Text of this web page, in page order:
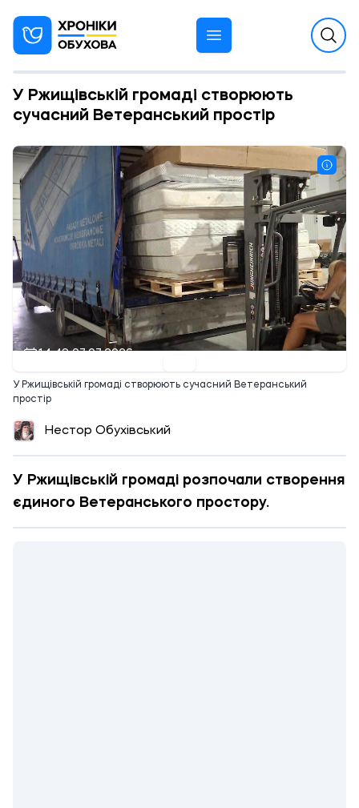
У Ржищівській громаді створюють
сучасний Ветеранський простір
14:48 07.07.2026
У Ржищівській громаді створюють сучасний Ветеранський
простір
Нестор Обухівський
У Ржищівській громаді розпочали створення
єдиного Ветеранського простору.